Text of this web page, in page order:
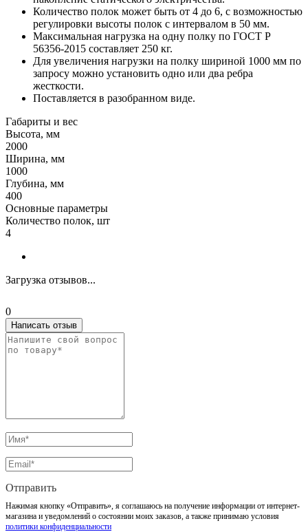
Количество полок может быть от 4 до 6, с возможностью
регулировки высоты полок с интервалом в 50 мм.
Максимальная нагрузка на одну полку по ГОСТ Р
56356-2015 составляет 250 кг.
Для увеличения нагрузки на полку шириной 1000 мм по
запросу можно установить одно или два ребра
жесткости.
Поставляется в разобранном виде.
Габариты и вес
Высота, мм
2000
Ширина, мм
1000
Глубина, мм
400
Основные параметры
Количество полок, шт
4
Загрузка отзывов...
0
Написать отзыв
Отправить
Нажимая кнопку «Отправить», я соглашаюсь на получение информации от интернет-
магазина и уведомлений о состоянии моих заказов, а также принимаю условия
политики конфиденциальности